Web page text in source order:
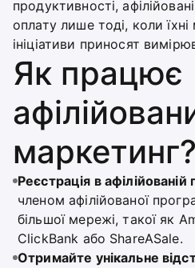
продуктивності,
оплату лише тоді, коли їхні
ініціативи приносят
Як працює
маркетинг?
Реєстрація в афілійованій
членом афілійованої
більшої мережі, такої як
ClickBank або ShareASale.
Отримайте унікальне